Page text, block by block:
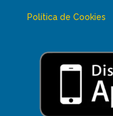
Política de Cookies